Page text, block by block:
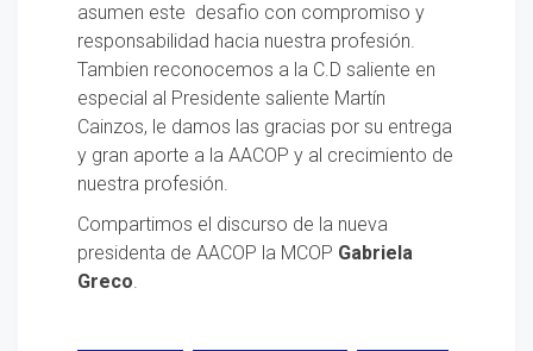
asumen este desafio con compromiso y
responsabilidad hacia nuestra profesión.
Tambien reconocemos a la C.D saliente en
especial al Presidente saliente Martín
Cainzos, le damos las gracias por su entrega
y gran aporte a la AACOP y al crecimiento de
nuestra profesión.
Compartimos el discurso de la nueva
presidenta de AACOP la MCOP Gabriela
Greco.